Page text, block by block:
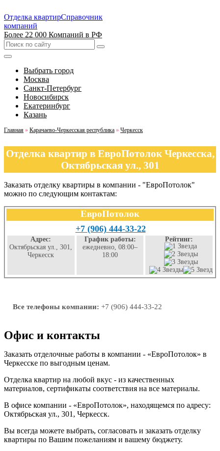
Отделка квартирСправочник
компаний
Более 22 000 Компаний в РФ
Выбрать город
Москва
Санкт-Петербург
Новосибирск
Екатеринбург
Казань
Главная » Карачаево-Черкесская республика » Черкесск
Отделка квартир в ЕвроПотолок Черкесска,
Октябрьская ул., 301
Заказать отделку квартиры в компании - "ЕвроПотолок"
можно по следующим контактам:
ЕвроПотолок
+7 (906) 444-33-22
Адрес:
Октябрьская ул., 301,
Черкесск
График работы:
ежедневно, 08:00–
18:00
Рейтинг:
Все телефоны компании: +7 (906) 444-33-22
Офис и контакты
Заказать отделочные работы в компании - «ЕвроПотолок» в
Черкесске по выгодным ценам.
Отделка квартир на любой вкус - из качественных
материалов, сертификаты соответствия на все материалы.
В офисе компании - «ЕвроПотолок», находящемся по адресу:
Октябрьская ул., 301, Черкесск.
Вы всегда можете выбрать, согласовать и заказать отделку
квартиры по Вашим пожеланиям и вашему бюджету.